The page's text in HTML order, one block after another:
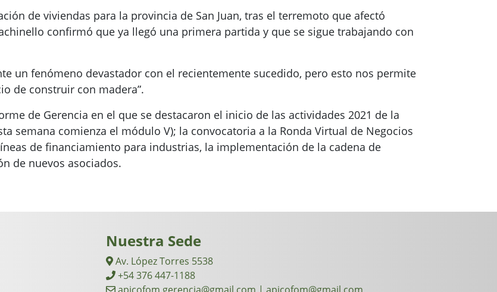
de viviendas para la provincia de San Juan, tras el terremoto que afectó
confirmó que ya llegó una primera partida y que se sigue trabajando con
un fenómeno devastador con el recientemente sucedido, pero esto nos permite
de construir con madera”.
de Gerencia en el que se destacaron el inicio de las actividades 2021 de la
semana comienza el módulo V); la convocatoria a la Ronda Virtual de Negocios
de financiamiento para industrias, la implementación de la cadena de
de nuevos asociados.
Nuestra Sede
Av. López Torres 5538
+54 376 447-1188